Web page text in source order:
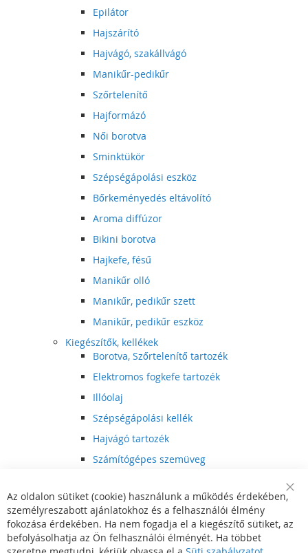
Epilátor
Hajszárító
Hajvágó, szakállvágó
Manikűr-pedikűr
Szőrtelenítő
Hajformázó
Női borotva
Sminktükör
Szépségápolási eszköz
Bőrkeményedés eltávolító
Aroma diffúzor
Bikini borotva
Hajkefe, fésű
Manikűr olló
Manikűr, pedikűr szett
Manikűr, pedikűr eszköz
Kiegészítők, kellékek
Borotva, Szőrtelenítő tartozék
Elektromos fogkefe tartozék
Illóolaj
Szépségápolási kellék
Hajvágó tartozék
Számítógépes szemüveg
Hajvágó kiegészítő
Szórakoztató elektronika
Multimédia
DVD, BluRay lejátszó
Bar
Az oldalon sütiket (cookie) használunk a működés érdekében,
személyreszabott ajánlatokhoz és a felhasználói élmény
fokozása érdekében. Ha nem fogadja el a kiegészítő sütiket, az
befolyásolhatja az Ön felhasználói élményét. Ha többet